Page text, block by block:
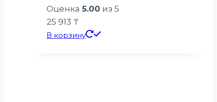
Оценка 5.00 из 5
25 913 ₸
В корзину